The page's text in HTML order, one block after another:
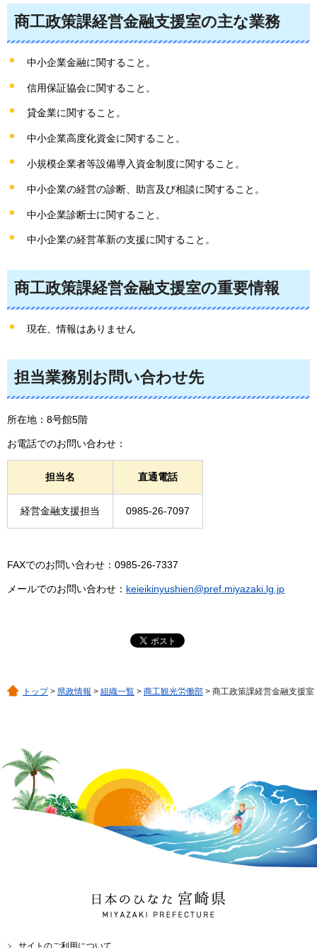
商工政策課経営金融支援室の主な業務
中小企業金融に関すること。
信用保証協会に関すること。
貸金業に関すること。
中小企業高度化資金に関すること。
小規模企業者等設備導入資金制度に関すること。
中小企業の経営の診断、助言及び相談に関すること。
中小企業診断士に関すること。
中小企業の経営革新の支援に関すること。
商工政策課経営金融支援室の重要情報
現在、情報はありません
担当業務別お問い合わせ先
所在地：8号館5階
お電話でのお問い合わせ：
担当名 直通電話
経営金融支援担当 0985-26-7097
FAXでのお問い合わせ：0985-26-7337
メールでのお問い合わせ： keieikinyushien@pref.miyazaki.lg.jp
トップ> 県政情報 > 組織一覧 > 商工観光労働部 > 商工政策課経営金融支援室
日本のひなた 宮崎県
MIYAZAKI PREFECTURE
サイトのご利用について